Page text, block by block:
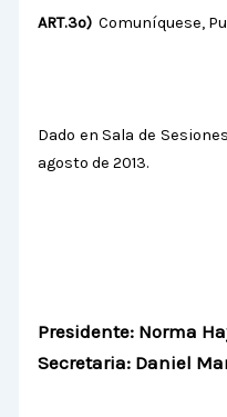
ART.3º)Comuníquese,
Dado en Sala de
agosto de 2013.
Presidente: Norma
Secretaria: Daniel